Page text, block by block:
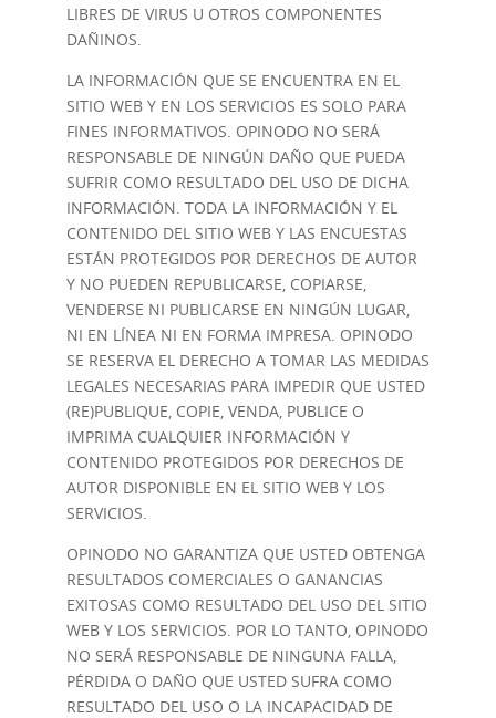
LIBRES DE VIRUS U OTROS COMPONENTES
DAÑINOS.
LA INFORMACIÓN QUE SE ENCUENTRA EN EL
SITIO WEB Y EN LOS SERVICIOS ES SOLO PARA
FINES INFORMATIVOS. OPINODO NO SERÁ
RESPONSABLE DE NINGÚN DAÑO QUE PUEDA
SUFRIR COMO RESULTADO DEL USO DE DICHA
INFORMACIÓN. TODA LA INFORMACIÓN Y EL
CONTENIDO DEL SITIO WEB Y LAS ENCUESTAS
ESTÁN PROTEGIDOS POR DERECHOS DE AUTOR
Y NO PUEDEN REPUBLICARSE, COPIARSE,
VENDERSE NI PUBLICARSE EN NINGÚN LUGAR,
NI EN LÍNEA NI EN FORMA IMPRESA. OPINODO
SE RESERVA EL DERECHO A TOMAR LAS MEDIDAS
LEGALES NECESARIAS PARA IMPEDIR QUE USTED
(RE)PUBLIQUE, COPIE, VENDA, PUBLICE O
IMPRIMA CUALQUIER INFORMACIÓN Y
CONTENIDO PROTEGIDOS POR DERECHOS DE
AUTOR DISPONIBLE EN EL SITIO WEB Y LOS
SERVICIOS.
OPINODO NO GARANTIZA QUE USTED OBTENGA
RESULTADOS COMERCIALES O GANANCIAS
EXITOSAS COMO RESULTADO DEL USO DEL SITIO
WEB Y LOS SERVICIOS. POR LO TANTO, OPINODO
NO SERÁ RESPONSABLE DE NINGUNA FALLA,
PÉRDIDA O DAÑO QUE USTED SUFRA COMO
RESULTADO DEL USO O LA INCAPACIDAD DE